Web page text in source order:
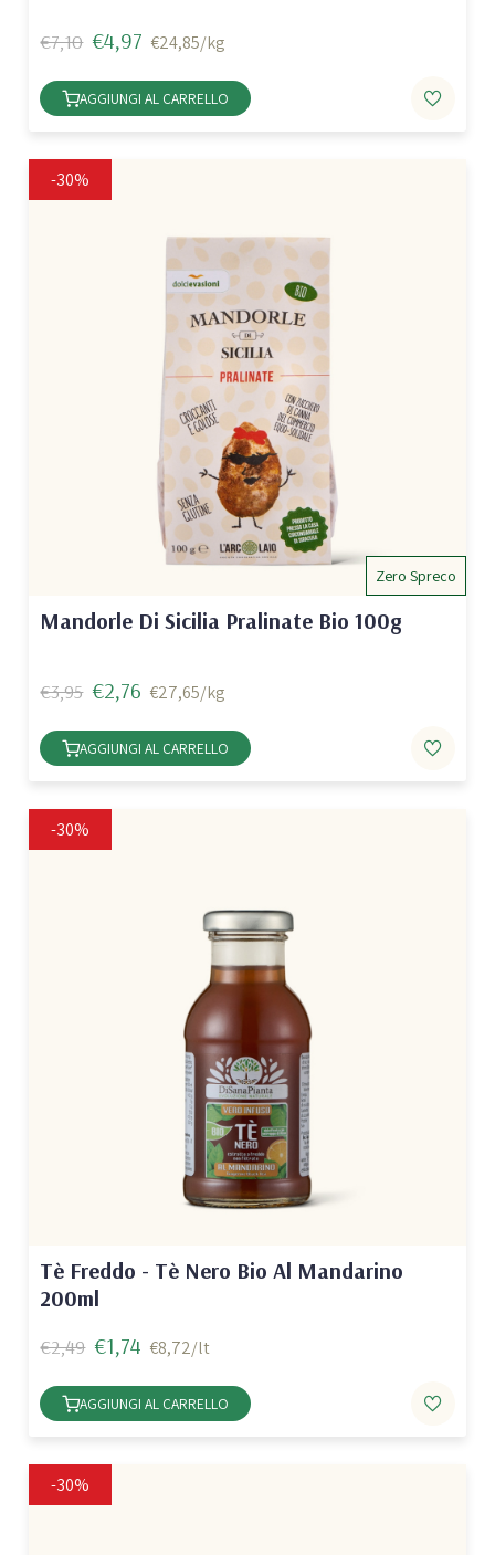
€7,10 €4,97 €24,85/kg
AGGIUNGI AL CARRELLO
Zero Spreco
Mandorle Di Sicilia Pralinate Bio 100g
-30%
€3,95 €2,76 €27,65/kg
AGGIUNGI AL CARRELLO
Tè Freddo - Tè Nero Bio Al Mandarino
200ml
-30%
€2,49 €1,74 €8,72/lt
AGGIUNGI AL CARRELLO
-30%